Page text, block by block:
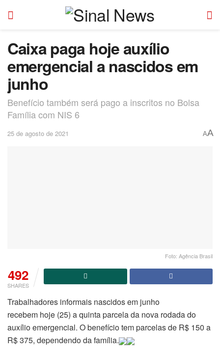
Caixa paga hoje auxílio
emergencial a nascidos em
junho
Benefício também será pago a inscritos no Bolsa
Família com NIS 6
25 de agosto de 2021 AA
Foto: Agência Brasil
492
SHARES
Trabalhadores informais nascidos em junho
recebem hoje (25) a quinta parcela da nova rodada do
auxílio emergencial. O benefício tem parcelas de R$ 150 a
R$ 375, dependendo da família.